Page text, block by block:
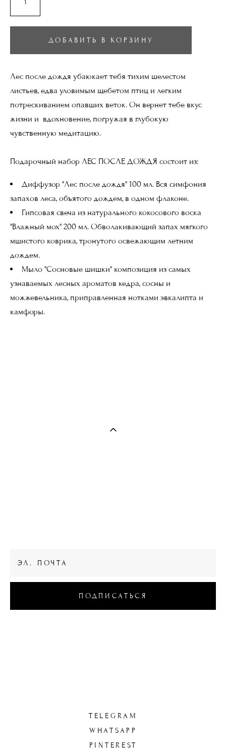
ДОБАВИТЬ В КОРЗИНУ
Лес после дождя убаюкает тебя тихим шелестом
листьев, едва уловимым щебетом птиц и легким
потрескиванием опавших веток. Он вернет тебе вкус
жизни и вдохновение, погружая в глубокую
чувственную медитацию.
Подарочный набор ЛЕС ПОСЛЕ ДОЖДЯ состоит из:
Диффузор "Лес после дождя" 100 мл. Вся симфония
запахов леса, объятого дождем, в одном флаконе.
Гипсовая свеча из натурального кокосового воска
"Влажный мох" 200 мл. Обволакивающий запах мягкого
мшистого коврика, тронутого освежающим летним
дождем.
Мыло "Сосновые шишки" композиция из самых
узнаваемых лесных ароматов кедра, сосны и
можжевельника, приправленная нотками эвкалипта и
камфоры.
ПОДПИСАТЬСЯ
TELEGRAM
WHATSAPP
PINTEREST